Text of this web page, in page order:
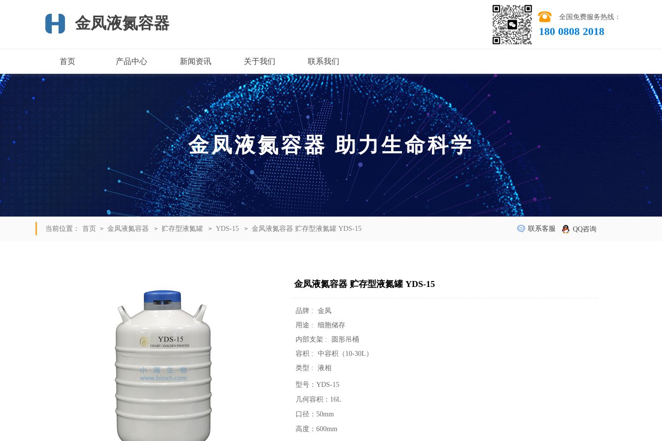
180 0808 2018
全国免费服务热线：
金凤液氮容器
首页 产品中心 新闻资讯 关于我们 联系我们
金凤液氮容器 助力生命科学
当前位置： 首页 > 金凤液氮容器 > 贮存型液氮罐 > YDS-15 > 金凤液氮容器 贮存型液氮罐 YDS-15 QQ咨询
联系客服
金凤液氮容器 贮存型液氮罐 YDS-15
品牌 :
金凤
用途 :
细胞储存
内部支架 :
圆形吊桶
容积 :
中容积（10-30L）
类型 :
液相
型号：YDS-15
几何容积：16L
口径：50mm
高度：600mm